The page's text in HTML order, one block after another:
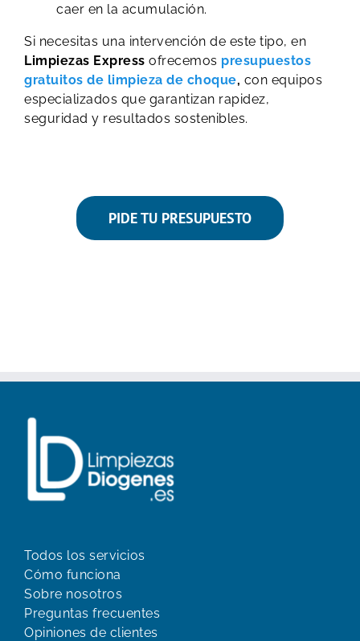
caer en la acumulación.
Si necesitas una intervención de este tipo, en
Limpiezas Express ofrecemos presupuestos
gratuitos de limpieza de choque, con equipos
especializados que garantizan rapidez,
seguridad y resultados sostenibles.
PIDE TU PRESUPUESTO
Todos los servicios
Cómo funciona
Sobre nosotros
Preguntas frecuentes
Opiniones de clientes